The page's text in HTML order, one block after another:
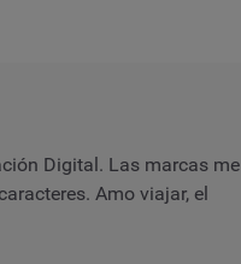
Digital. Las marcas me
Amo viajar, el